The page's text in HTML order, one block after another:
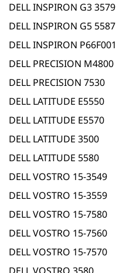
DELL INSPIRON G3 3579
DELL INSPIRON G5 5587
DELL INSPIRON P66F001
DELL PRECISION M4800
DELL PRECISION 7530
DELL LATITUDE E5550
DELL LATITUDE E5570
DELL LATITUDE 3500
DELL LATITUDE 5580
DELL VOSTRO 15-3549
DELL VOSTRO 15-3559
DELL VOSTRO 15-7580
DELL VOSTRO 15-7560
DELL VOSTRO 15-7570